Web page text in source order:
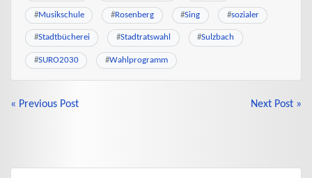
#Musikschule #Rosenberg #Sing #sozialer
#Stadtbücherei #Stadtratswahl #Sulzbach
#SURO2030 #Wahlprogramm
BEITRAGSNAVIGATION
« Previous Post Next Post »